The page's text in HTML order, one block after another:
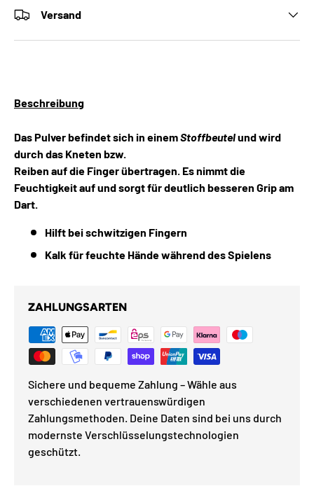
Versand
Beschreibung
Das Pulver befindet sich in einemStoffbeutelund wird
durch das Kneten bzw.
Reiben auf die Finger übertragen. Es nimmt die
Feuchtigkeit auf und sorgt für deutlich besseren Grip am
Dart.
Hilft bei schwitzigen Fingern
Kalk für feuchte Hände während des Spielens
ZAHLUNGSARTEN
Sichere und bequeme Zahlung – Wähle aus
verschiedenen vertrauenswürdigen
Zahlungsmethoden. Deine Daten sind bei uns durch
modernste Verschlüsselungstechnologien
geschützt.